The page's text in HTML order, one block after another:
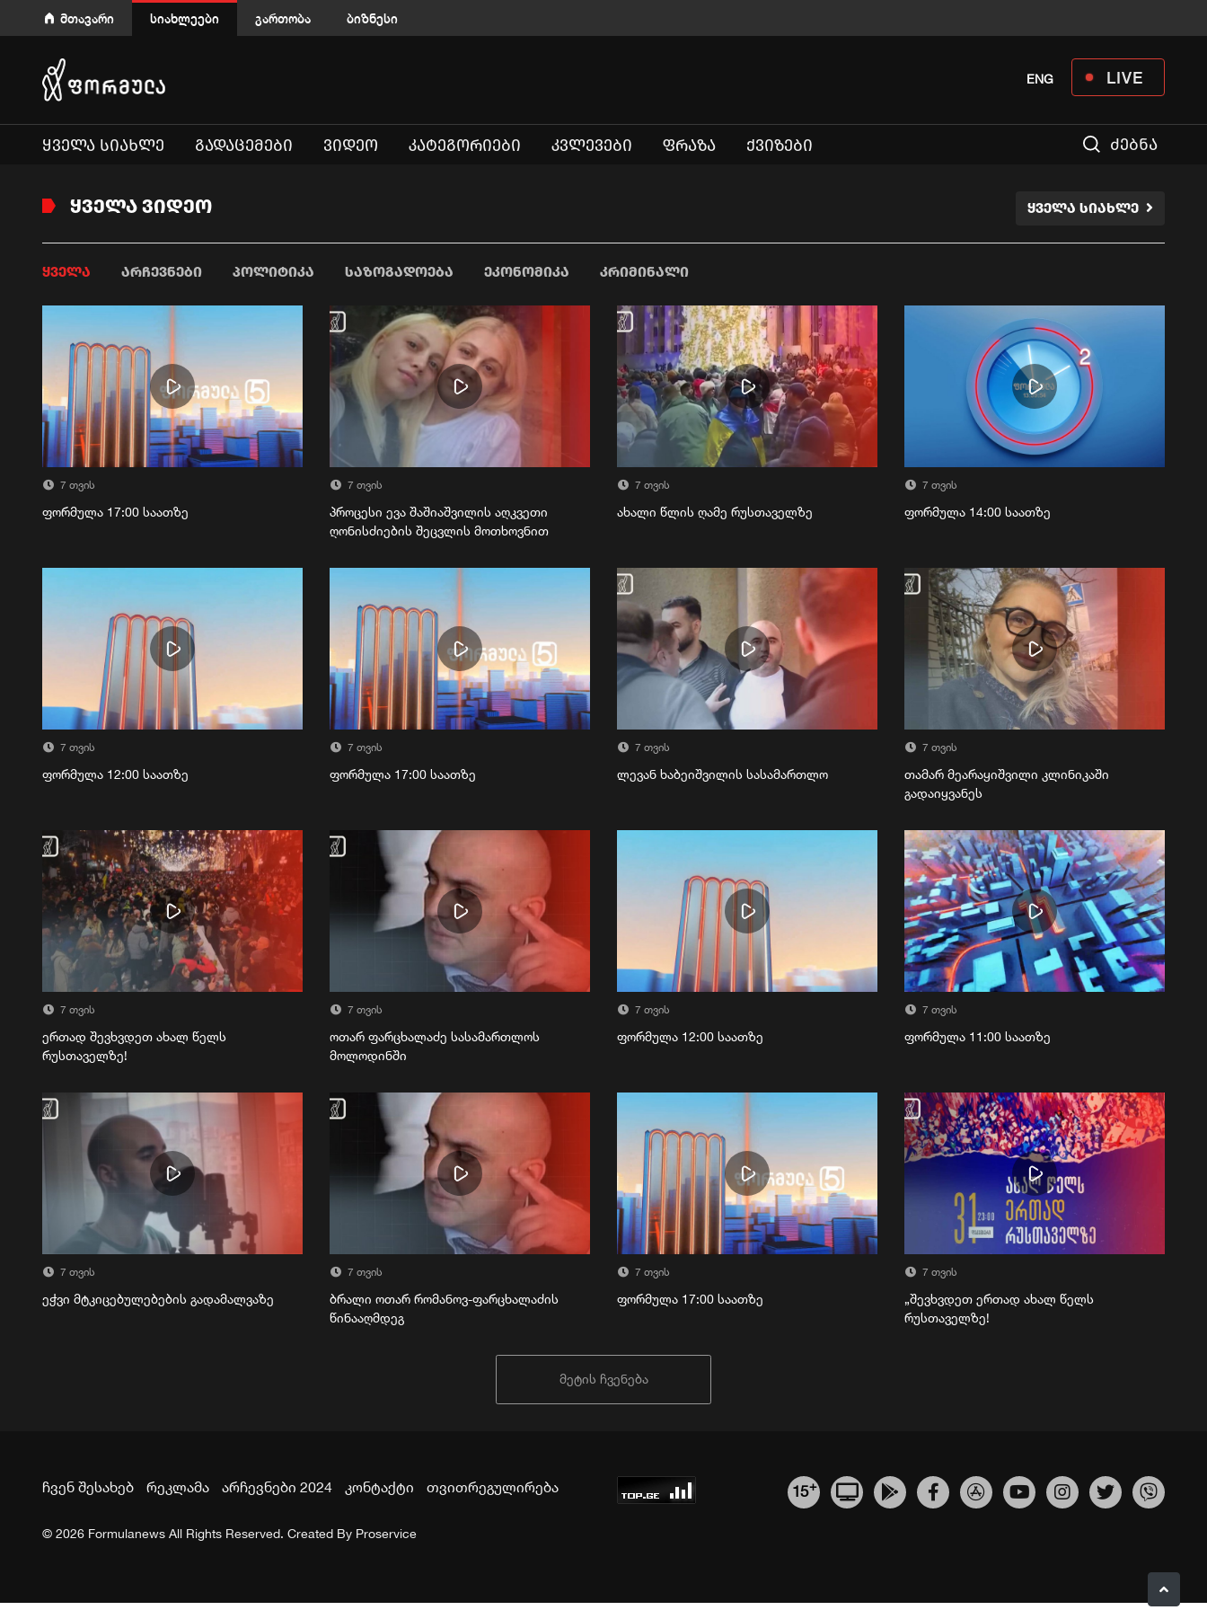
მთავარი სიახლეები გართობა ბიზნესი
LIVE
ENG
ᲧᲕᲔᲚᲐ ᲡᲘᲐᲮᲚᲔ ᲒᲐᲓᲐᲪᲔᲛᲔᲑᲘ ᲕᲘᲓᲔᲝ ᲙᲐᲢᲔᲒᲝᲠᲘᲔᲑᲘ ᲙᲕᲚᲔᲕᲔᲑᲘ ᲤᲠᲐᲖᲐ ᲥᲕᲘᲖᲔᲑᲘ ძებნა
ᲧᲕᲔᲚᲐ ᲕᲘᲓᲔᲝ ᲧᲕᲔᲚᲐ ᲡᲘᲐᲮᲚᲔ
ᲧᲕᲔᲚᲐ ᲐᲠᲩᲔᲕᲜᲔᲑᲘ ᲞᲝᲚᲘᲢᲘᲙᲐ ᲡᲐᲖᲝᲒᲐᲓᲝᲔᲑᲐ ᲔᲙᲝᲜᲝᲛᲘᲙᲐ ᲙᲠᲘᲛᲘᲜᲐᲚᲘ
7 თვის
ფორმულა 17:00 საათზე
7 თვის
პროცესი ევა შაშიაშვილის აღკვეთი
ღონისძიების შეცვლის მოთხოვნით
7 თვის
ახალი წლის ღამე რუსთაველზე
7 თვის
ფორმულა 14:00 საათზე
7 თვის
ფორმულა 12:00 საათზე
7 თვის
ფორმულა 17:00 საათზე
7 თვის
ლევან ხაბეიშვილის სასამართლო
7 თვის
თამარ მეარაყიშვილი კლინიკაში
გადაიყვანეს
7 თვის
ერთად შევხვდეთ ახალ წელს
რუსთაველზე!
7 თვის
ოთარ ფარცხალაძე სასამართლოს
მოლოდინში
7 თვის
ფორმულა 12:00 საათზე
7 თვის
ფორმულა 11:00 საათზე
7 თვის
ეჭვი მტკიცებულებების გადამალვაზე
7 თვის
ბრალი ოთარ რომანოვ-ფარცხალაძის
წინააღმდეგ
7 თვის
ფორმულა 17:00 საათზე
7 თვის
„შევხვდეთ ერთად ახალ წელს
რუსთაველზე!
მეტის ჩვენება
ჩვენ შესახებ რეკლამა არჩევნები 2024 კონტაქტი თვითრეგულირება 15+
© 2026 Formulanews All Rights Reserved. Created By Proservice